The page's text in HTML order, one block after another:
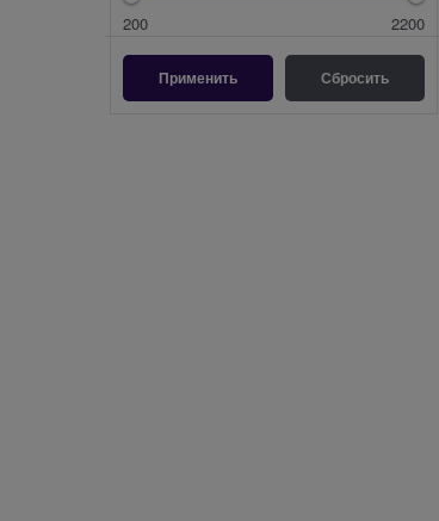
200 2200